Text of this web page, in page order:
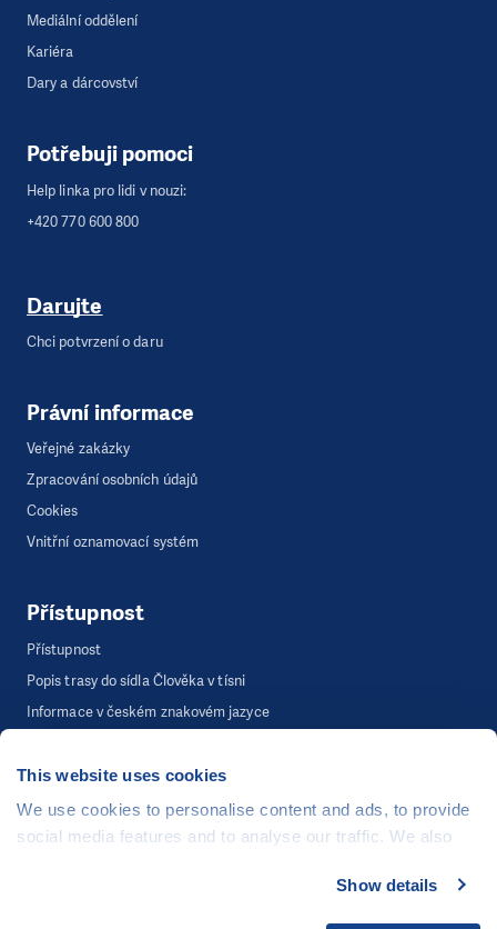
This website uses cookies
We use cookies to personalise content and ads, to provide
social media features and to analyse our traffic. We also
media, advertising and analytics partners who may
Show details
Mediální oddělení
Kariéra
Dary a dárcovství
Potřebuji pomoci
Help linka pro lidi v nouzi:
+420 770 600 800
Darujte
Chci potvrzení o daru
Právní informace
Veřejné zakázky
Zpracování osobních údajů
Cookies
Vnitřní oznamovací systém
Přístupnost
Přístupnost
Popis trasy do sídla Člověka v tísni
Informace v českém znakovém jazyce
Webová stránka běží na bezplatně poskytnutém server hostingu od
CZECHIA.COM . Děkujeme.